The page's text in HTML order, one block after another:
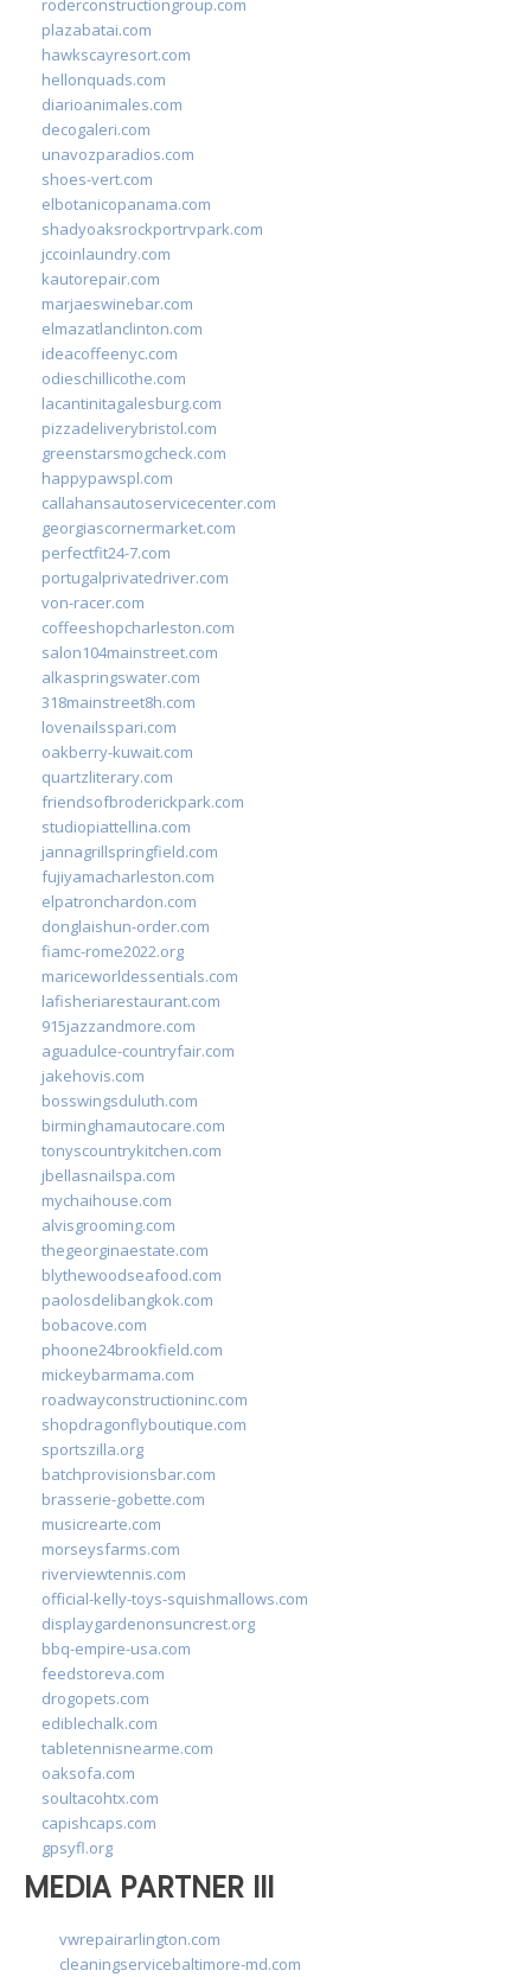
plazabatai.com
hawkscayresort.com
hellonquads.com
diarioanimales.com
decogaleri.com
unavozparadios.com
shoes-vert.com
elbotanicopanama.com
shadyoaksrockportrvpark.com
jccoinlaundry.com
kautorepair.com
marjaeswinebar.com
elmazatlanclinton.com
ideacoffeenyc.com
odieschillicothe.com
lacantinitagalesburg.com
pizzadeliverybristol.com
greenstarsmogcheck.com
happypawspl.com
callahansautoservicecenter.com
georgiascornermarket.com
perfectfit24-7.com
portugalprivatedriver.com
von-racer.com
coffeeshopcharleston.com
salon104mainstreet.com
alkaspringswater.com
318mainstreet8h.com
lovenailsspari.com
oakberry-kuwait.com
quartzliterary.com
friendsofbroderickpark.com
studiopiattellina.com
jannagrillspringfield.com
fujiyamacharleston.com
elpatronchardon.com
donglaishun-order.com
fiamc-rome2022.org
mariceworldessentials.com
lafisheriarestaurant.com
915jazzandmore.com
aguadulce-countryfair.com
jakehovis.com
bosswingsduluth.com
birminghamautocare.com
tonyscountrykitchen.com
jbellasnailspa.com
mychaihouse.com
alvisgrooming.com
thegeorginaestate.com
blythewoodseafood.com
paolosdelibangkok.com
bobacove.com
phoone24brookfield.com
mickeybarmama.com
roadwayconstructioninc.com
shopdragonflyboutique.com
sportszilla.org
batchprovisionsbar.com
brasserie-gobette.com
musicrearte.com
morseysfarms.com
riverviewtennis.com
official-kelly-toys-squishmallows.com
displaygardenonsuncrest.org
bbq-empire-usa.com
feedstoreva.com
drogopets.com
ediblechalk.com
tabletennisnearme.com
oaksofa.com
soultacohtx.com
capishcaps.com
gpsyfl.org
MEDIA PARTNER III
vwrepairarlington.com
cleaningservicebaltimore-md.com